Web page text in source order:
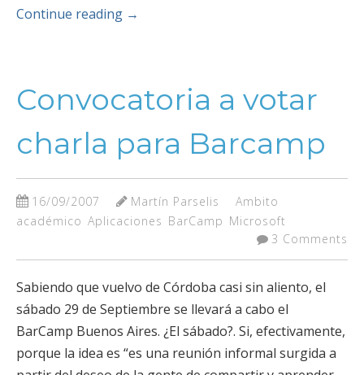
Continue reading →
Convocatoria a votar
charla para Barcamp
16/09/2007 Martín Parselis
Ambito
académico Aplicaciones BarCamp Microsoft
3 Comments
Sabiendo que vuelvo de Córdoba casi sin aliento, el
sábado 29 de Septiembre se llevará a cabo el
BarCamp Buenos Aires. ¿El sábado?. Si, efectivamente,
porque la idea es “es una reunión informal surgida a